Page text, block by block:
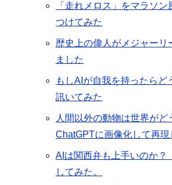
「走れメロス」をマラソ
つけてみた
歴史上の偉人がメジャーリ
ました
もしAIが自我を持ったらど
訊いてみた
人間以外の動物は世界がど
ChatGPTに画像化して再現
AIは関西弁も上手いのか
してみた。